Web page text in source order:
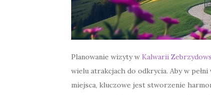
Planowanie wizyty w Kalwarii
wielu atrakcjach do odkrycia. Aby w
miejsca, kluczowe jest stworzenie